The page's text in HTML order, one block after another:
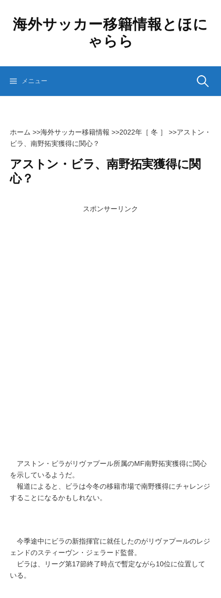
ッ
海外サッカー移籍情報とほに
ゃらら
メニュー 検
ホーム >>海外サッカー移籍情報 >>2022年［ 冬 ］ >>アストン・
ビラ、南野拓実獲得に関心？
アストン・ビラ、南野拓実獲得に関
心？
スポンサーリンク
アストン・ビラがリヴァプール所属のMF南野拓実獲得に関心
を示しているようだ。
報道によると、ビラは今冬の移籍市場で南野獲得にチャレンジ
することになるかもしれない。
今季途中にビラの新指揮官に就任したのがリヴァプールのレジ
ェンドのスティーヴン・ジェラード監督。
ビラは、リーグ第17節終了時点で暫定ながら10位に位置して
いる。